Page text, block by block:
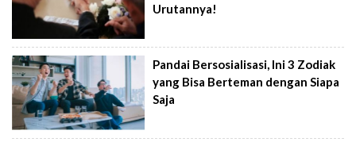
Urutannya!
Pandai Bersosialisasi, Ini 3 Zodiak
yang Bisa Berteman dengan Siapa
Saja